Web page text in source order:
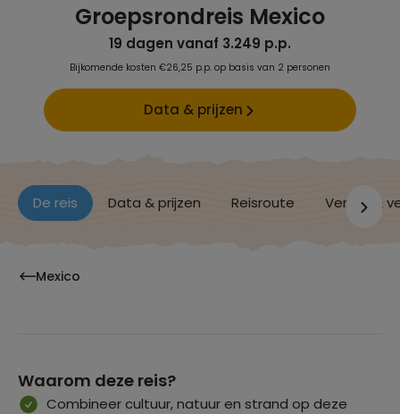
Groepsrondreis Mexico
19 dagen vanaf 3.249 p.p.
Bijkomende kosten €26,25 p.p. op basis van 2 personen
Data & prijzen
De reis Data & prijzen Reisroute Verblijf &
Mexico
Waarom deze reis?
Combineer cultuur, natuur en strand op deze